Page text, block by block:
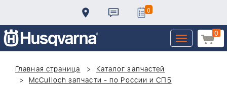
0
0
Toggle
navigation
Главная страница
Каталог запчастей
McCulloch запчасти - по России и СПБ